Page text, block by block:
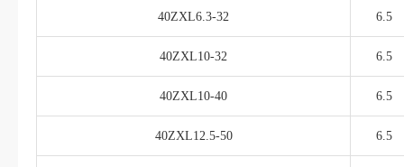
40ZXL6.3-32 6.5
40ZXL10-32 6.5
40ZXL10-40 6.5
40ZXL12.5-50 6.5